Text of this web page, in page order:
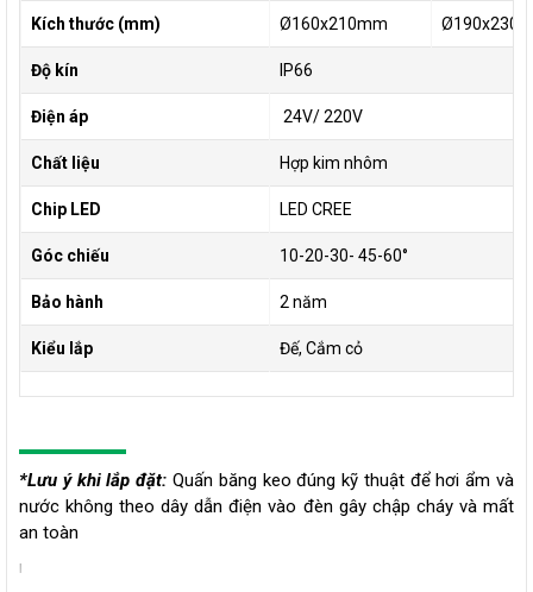
Kích thước (mm) Ø160x210mm
Độ kín IP66
Điện áp 24V/ 220V
Chất liệu Hợp kim nhôm
Chip LED LED CREE
Góc chiếu 10-20-30- 45-60°
Bảo hành 2 năm
Kiểu lắp Đế, Cắm cỏ
*Lưu ý khi lắp đặt: Quấn băng keo đúng kỹ thuật để hơi ẩm và
nước không theo dây dẫn điện vào đèn gây chập cháy và mất
an toàn